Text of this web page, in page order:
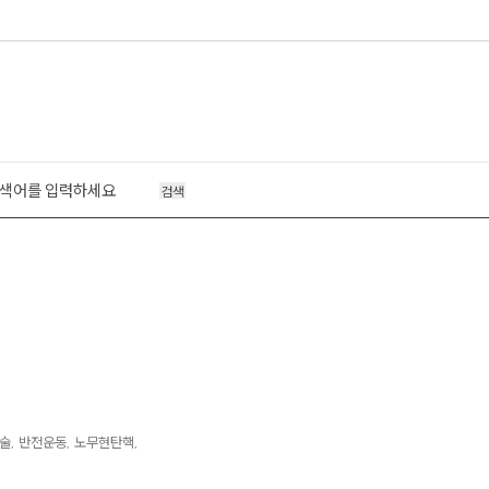
검색
, 반전운동, 노무현탄핵,